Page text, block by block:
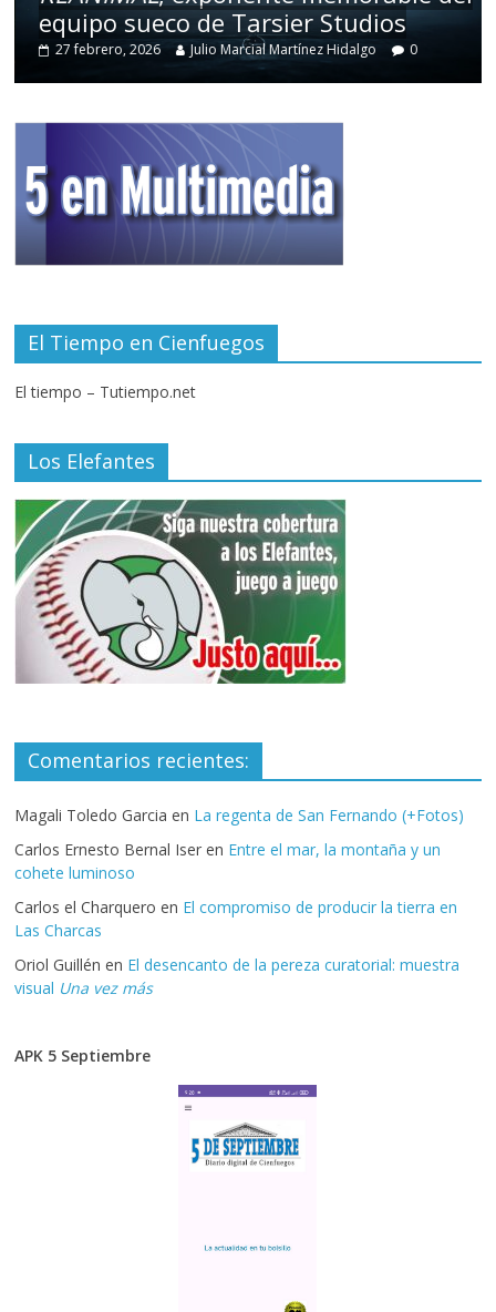
equipo sueco de Tarsier Studios
27 febrero, 2026 Julio Marcial Martínez Hidalgo 0
El Tiempo en Cienfuegos
El tiempo – Tutiempo.net
Los Elefantes
Comentarios recientes:
Magali Toledo Garcia en La regenta de San Fernando (+Fotos)
Carlos Ernesto Bernal Iser en Entre el mar, la montaña y un
cohete luminoso
Carlos el Charquero en El compromiso de producir la tierra en
Las Charcas
Oriol Guillén en El desencanto de la pereza curatorial: muestra
visual Una vez más
APK 5 Septiembre